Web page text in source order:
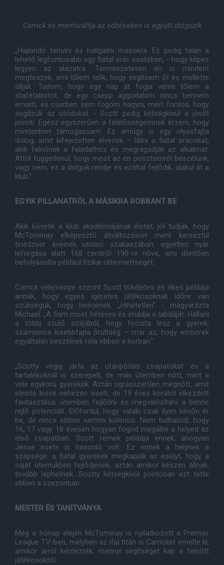
Carrick és mentoráltja az edzéseken is együtt dolgozik
„Hajlandó tanulni és hallgatni másokra. Ez pedig talán a
lehető legfontosabb egy fiatal srác esetében, - hogy képes
legyen az alázatra. Természetesen én is mindent
megteszek, ami tőlem telik, hogy segítsem őt és mellette
álljak. Tudom, hogy egy nap át fogja venni tőlem a
stafétabotot, de egy csepp aggodalom nincs bennem
emiatt, és cserben sem fogom hagyni, mert fontos, hogy
segítsük az utódokat - Scott pedig kétségkívül a jövőt
jelenti. Egész egyszerűen a felelősségemnek érzem, hogy
mindenben támogassam. Ez amúgy is egy olyasfajta
dolog, amit kifejezetten élvezek – látni a fiatal srácokat,
akik felnőnek a feladathoz és megragadják az alkalmat.
Attól függetlenül, hogy most az én posztomról beszélünk,
vagy nem, ez a dolgok rendje és ezáltal fejlődik, alakul át a
klub.”
EGYIK PILLANATRÓL A MÁSIKRA ROBBANT BE
Akik követik a klub akadémiájának életét, jól tudják, hogy
McTominay elképesztő átváltozáson ment keresztül
tinédzser éveinek utolsó szakaszában, egyetlen nyár
leforgása alatt 168 centiről 190-re nőve, ami döntően
befolyásolta például fizikai rátermettségét.
Carrick véleménye szerint Scott tökéletes és ékes példája
annak, hogy egyes ígéretes játékosoknak időre van
szükségük, hogy beérjenek. „Hihetetlen” - magyarázta
Michael. „A fiam most hétéves és imádja a labdáját. Hallani
a többi szülő szájából, hogy focista lesz a gyerek,
számomra kisebbfajta őrültség – már az, hogy emberek
egyáltalán beszélnek róla ebben a korban.”
„Scotty végig járta az utánpótlás csapatokat és a
tartalékoknál is szerepelt, de más ütemben nőtt, mint a
vele egykorú gyerekek. Aztán ugrásszerűen megnőtt, amit
eleinte kissé nehezen viselt, de 19 éves korától elkezdett
fantasztikus ütemben fejlődni és megvalósítani a benne
rejlő potenciált. Előfordul, hogy valaki csak ilyen későn ér
be, de nincs ebben semmi különös. Nem tudhatod, hogy
16, 17 vagy 18 évesen hogyan fogod megállni a helyed az
első csapatban. Scott remek példája ennek, ahogyan
Jesse esete is hasonló volt. Ez ennek a helynek a
szépsége: a fiatal gyerekek megkapják az esélyt, hogy a
saját ütemükben fejlődjenek, aztán amikor készen állnak,
tovább léphetnek. Scotty kétségkívül pontosan ezt tette
ebben a szezonban.
MESTER ÉS TANÍTVÁNYA
Még a hónap elején McTominay is nyilatkozott a Premier
League TV-ben, melyben az ifjú titán is Carricket emelte ki,
amikor arról kérdezték, mennyi segítséget kap a felnőtt
játékosoktól.